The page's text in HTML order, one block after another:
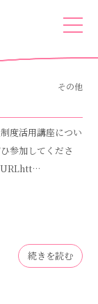
その他
度活用講座につい
参加してくださ
URLhtt…
続きを読む